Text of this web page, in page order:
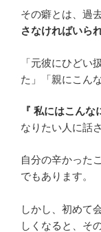
その癖とは、過
さなければいら
「元彼にひどい
た」「親にこん
『 私にはこんな
なりたい人に話
自分の辛かった
でもあります。
しかし、初めて
しくなると、そ